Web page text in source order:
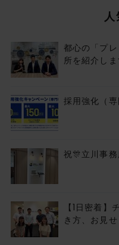
人
都心の「プ
所を紹介しま
採用強化（
祝🎊立川事
【1日密着
き方、お見せ